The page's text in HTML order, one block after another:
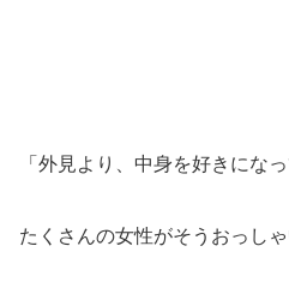
「外見より、中身を好きにな
たくさんの女性がそうおっしゃ